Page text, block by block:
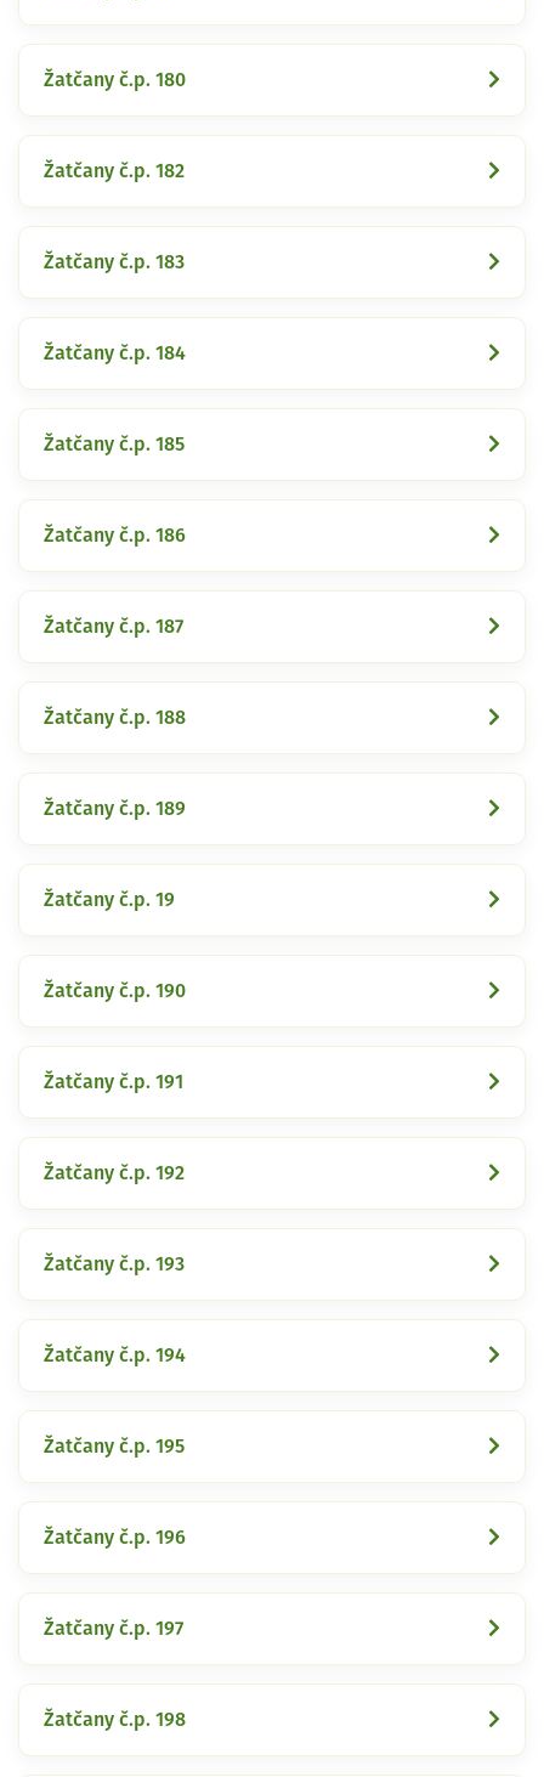
Žatčany č.p. 180
Žatčany č.p. 182
Žatčany č.p. 183
Žatčany č.p. 184
Žatčany č.p. 185
Žatčany č.p. 186
Žatčany č.p. 187
Žatčany č.p. 188
Žatčany č.p. 189
Žatčany č.p. 19
Žatčany č.p. 190
Žatčany č.p. 191
Žatčany č.p. 192
Žatčany č.p. 193
Žatčany č.p. 194
Žatčany č.p. 195
Žatčany č.p. 196
Žatčany č.p. 197
Žatčany č.p. 198